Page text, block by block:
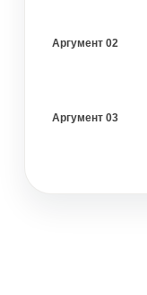
Аргумент 02
Аргумент 03